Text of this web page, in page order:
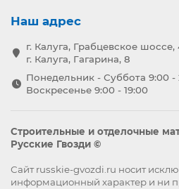
Наш адрес
г. Калуга, Грабцевское шоссе,
г. Калуга, Гагарина, 8
Понедельник - Суббота 9:00 -
Воскресенье 9:00 - 19:00
Строительные и отделочные
Русские Гвозди ©
Сайт russkie-gvozdi.ru носит
информационный характер и ни